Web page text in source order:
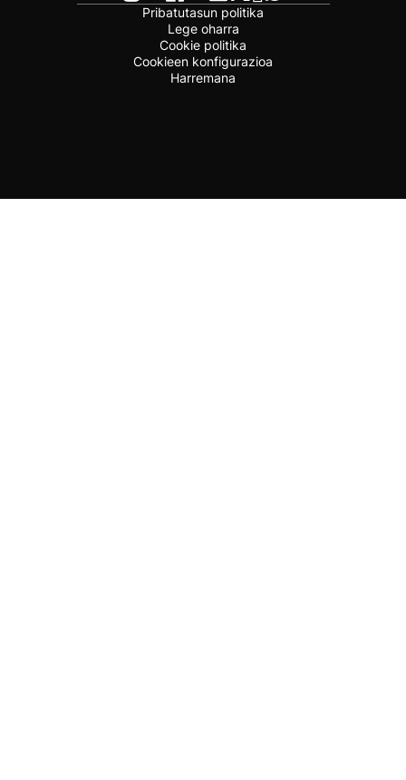
Pribatutasun politika
Lege oharra
Cookie politika
Cookieen konfigurazioa
Harremana